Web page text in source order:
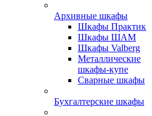
Архивные шкафы
Шкафы Практик
Шкафы ШАМ
Шкафы Valberg
Металлические
шкафы-купе
Сварные шкафы
Бухгалтерские шкафы